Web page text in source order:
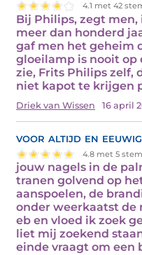
4.1 met 42
Bij Philips, zegt
meer dan honderd
gaf men het geheim
gloeilamp is nooit op
zie, Frits Philips zelf,
niet kapot te krijgen
Driek van Wissen 16 april
voor altijd en eeuwig
4.8 met 5
jouw nagels in de
tranen golvend op
aanspoelen, de
onder weerkaatst de
eb en vloed ik zoek
liet mij zoekend
einde vraagt om een